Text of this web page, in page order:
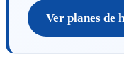
Ver planes de